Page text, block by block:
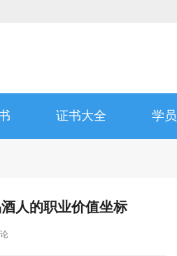
证书大全 学
人的职业价值坐标